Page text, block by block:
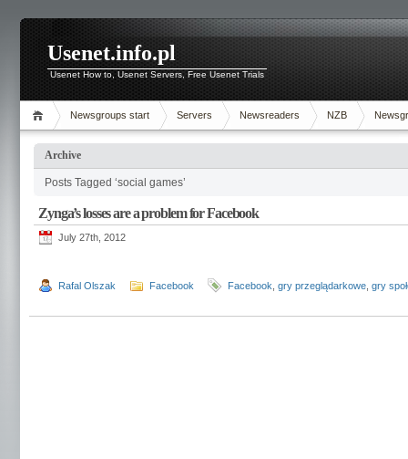
Usenet.info.pl
Usenet How to, Usenet Servers, Free Usenet Trials
Newsgroups start Servers Newsreaders NZB
Archive
Posts Tagged ‘social games’
Zynga’s losses are a problem for Facebook
July 27th, 2012
Rafal Olszak Facebook Facebook gry przeglądarkowe gry